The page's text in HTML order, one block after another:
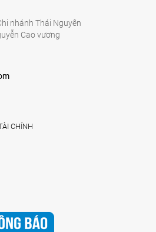
nhánh Thái Nguyên
Cao vương
CHÍNH